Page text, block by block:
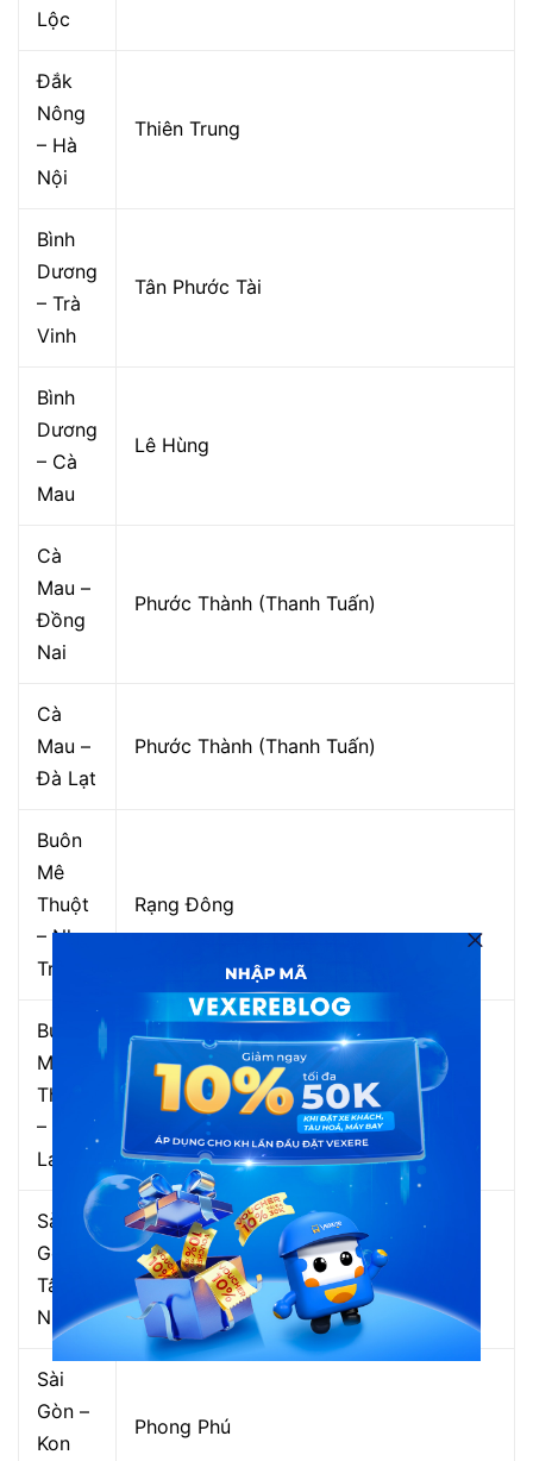
Lộc
Đắk
Nông
– Hà
Nội
Thiên Trung
Bình
Dương
– Trà
Vinh
Tân Phước Tài
Bình
Dương
– Cà
Mau
Lê Hùng
Cà
Mau –
Đồng
Nai
Phước Thành (Thanh Tuấn)
Cà
Mau –
Đà Lạt
Phước Thành (Thanh Tuấn)
Buôn
Mê
Thuột
– Nha
Trang
Rạng Đông
Buôn
Mê
Thuột
– Gia
Lai
Rạng Đông
Sài
Gòn –
Tây
Ninh
Lê Khánh
Sài
Gòn –
Kon
Phong Phú